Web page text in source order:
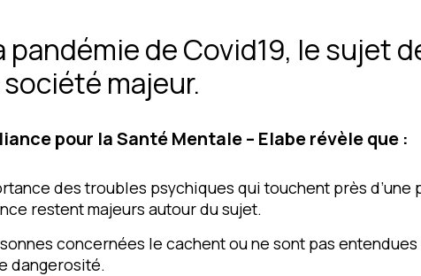
pandémie de Covid19, le sujet
majeur.
pour la Santé Mentale – Elabe révèle que :
des troubles psychiques qui touchent près
restent majeurs autour du sujet.
concernées le cachent ou ne sont pas
dangerosité.